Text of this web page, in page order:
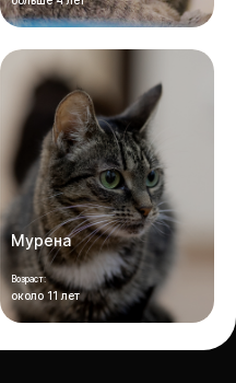
Мурена
Возраст:
около 11 лет